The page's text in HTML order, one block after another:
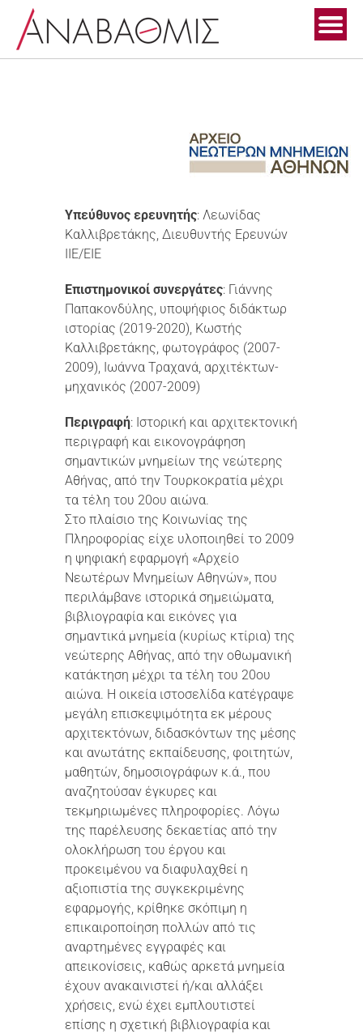
content
Υπεύθυνος ερευνητής: Λεωνίδας
Καλλιβρετάκης, Διευθυντής Ερευνών
ΙΙΕ/ΕΙΕ
Επιστημονικοί συνεργάτες: Γιάννης
Παπακονδύλης, υποψήφιος διδάκτωρ
ιστορίας (2019-2020), Κωστής
Καλλιβρετάκης, φωτογράφος (2007-
2009), Ιωάννα Τραχανά, αρχιτέκτων-
μηχανικός (2007-2009)
Περιγραφή: Ιστορική και αρχιτεκτονική
περιγραφή και εικονογράφηση
σημαντικών μνημείων της νεώτερης
Αθήνας, από την Τουρκοκρατία μέχρι
τα τέλη του 20ου αιώνα.
Στο πλαίσιο της Κοινωνίας της
Πληροφορίας είχε υλοποιηθεί το 2009
η ψηφιακή εφαρμογή «Αρχείο
Νεωτέρων Μνημείων Αθηνών», που
περιλάμβανε ιστορικά σημειώματα,
βιβλιογραφία και εικόνες για
σημαντικά μνημεία (κυρίως κτίρια) της
νεώτερης Αθήνας, από την οθωμανική
κατάκτηση μέχρι τα τέλη του 20ου
αιώνα. Η οικεία ιστοσελίδα κατέγραψε
μεγάλη επισκεψιμότητα εκ μέρους
αρχιτεκτόνων, διδασκόντων της μέσης
και ανωτάτης εκπαίδευσης, φοιτητών,
μαθητών, δημοσιογράφων κ.ά., που
αναζητούσαν έγκυρες και
τεκμηριωμένες πληροφορίες. Λόγω
της παρέλευσης δεκαετίας από την
ολοκλήρωση του έργου και
προκειμένου να διαφυλαχθεί η
αξιοπιστία της συγκεκριμένης
εφαρμογής, κρίθηκε σκόπιμη η
επικαιροποίηση πολλών από τις
αναρτημένες εγγραφές και
απεικονίσεις, καθώς αρκετά μνημεία
έχουν ανακαινιστεί ή/και αλλάξει
χρήσεις, ενώ έχει εμπλουτιστεί
επίσης η σχετική βιβλιογραφία και